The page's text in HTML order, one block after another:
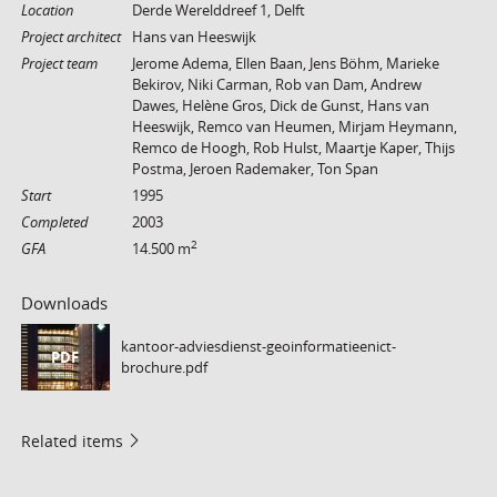
Location
Derde Werelddreef 1, Delft
Project architect
Hans van Heeswijk
Project team
Jerome Adema, Ellen Baan, Jens Böhm, Marieke
Bekirov, Niki Carman, Rob van Dam, Andrew
Dawes, Helène Gros, Dick de Gunst, Hans van
Heeswijk, Remco van Heumen, Mirjam Heymann,
Remco de Hoogh, Rob Hulst, Maartje Kaper, Thijs
Postma, Jeroen Rademaker, Ton Span
Start
1995
Completed
2003
GFA
14.500 m2
Downloads
PDF
kantoor-adviesdienst-geoinformatieenict-
brochure.pdf
Related items